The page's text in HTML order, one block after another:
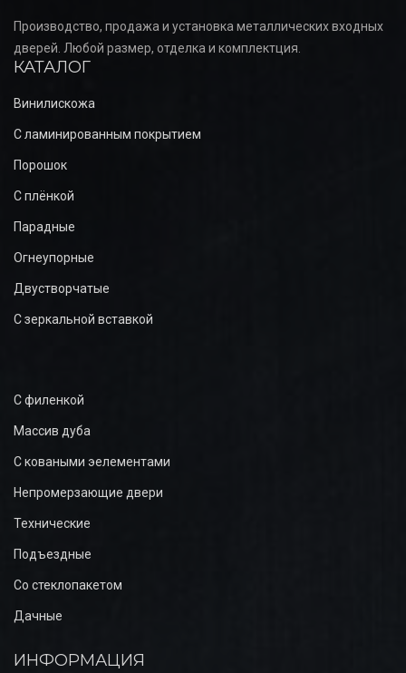
Производство, продажа и установка металлических входных
дверей. Любой размер, отделка и комплектция.
КАТАЛОГ
Винилискожа
С ламинированным покрытием
Порошок
С плёнкой
Парадные
Огнеупорные
Двустворчатые
С зеркальной вставкой
С филенкой
Массив дуба
С коваными эелементами
Непромерзающие двери
Технические
Подъездные
Со стеклопакетом
Дачные
ИНФОРМАЦИЯ